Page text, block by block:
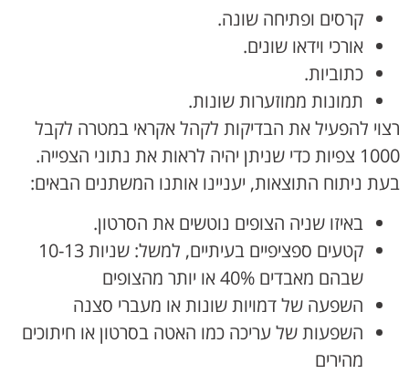
קרסים ופתיחה שונה.
אורכי וידאו שונים.
כתוביות.
תמונות ממוזערות שונות.
רצוי להפעיל את הבדיקות לקהל אקראי במטרה לקבל
1000 צפיות כדי שניתן יהיה לראות את נתוני הצפייה.
בעת ניתוח התוצאות, יעניינו אותנו המשתנים הבאים:
באיזו שניה הצופים נוטשים את הסרטון.
קטעים ספציפיים בעיתיים, למשל: שניות 10-13
שבהם מאבדים 40% או יותר מהצופים
השפעה של דמויות שונות או מעברי סצנה
השפעות של עריכה כמו האטה בסרטון או חיתוכים
מהירים